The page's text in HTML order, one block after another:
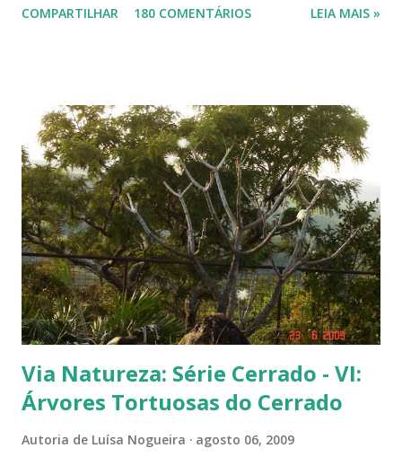
pequena, tem mais ou menos um quarto do tamanho de um jambo,
mostrar a polpa. A pele é bem fininha... Cada uma das
frutinhas possui duas sementes, parecendo uma semente dividida.
Duas frutinhas ao lado de um jambo. Essa foto foi feita ontem,
domingo, após a colheita. ----------------------------
COMPARTILHAR 180 COMENTÁRIOS LEIA MAIS »
Via Natureza: Série Cerrado - VI:
Árvores Tortuosas do Cerrado
Autoria de Luísa Nogueira agosto 06, 2009